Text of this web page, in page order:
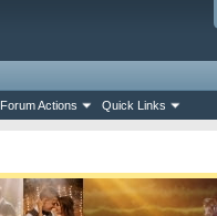
Forum Actions Quick Links